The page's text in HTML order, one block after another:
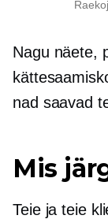
Nagu näete,
nad saavad
Mis
Teie ja teie